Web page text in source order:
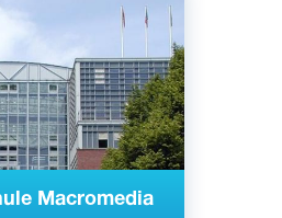
Macromedia
Германия